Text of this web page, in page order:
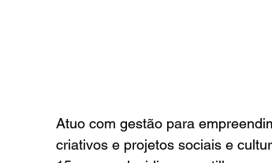
Atuo com gestão para
criativos e projetos sociais e